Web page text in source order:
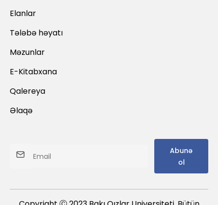
Elanlar
Tələbə həyatı
Məzunlar
E-Kitabxana
Qalereya
Əlaqə
Abunə
ol